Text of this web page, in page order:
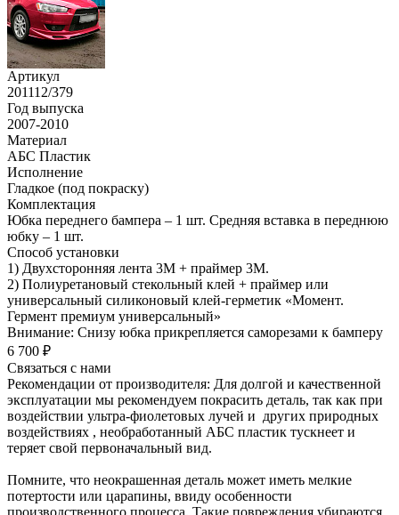
Артикул
201112/379
Год выпуска
2007-2010
Материал
АБС Пластик
Исполнение
Гладкое (под покраску)
Комплектация
Юбка переднего бампера – 1 шт. Средняя вставка в переднюю
юбку – 1 шт.
Способ установки
1) Двухсторонняя лента 3М + праймер 3М.
2) Полиуретановый стекольный клей + праймер или
универсальный силиконовый клей-герметик «Момент.
Гермент премиум универсальный»
Внимание: Снизу юбка прикрепляется саморезами к бамперу
6 700 ₽
Связаться с нами
Рекомендации от производителя: Для долгой и качественной
эксплуатации мы рекомендуем покрасить деталь, так как при
воздействии ультра-фиолетовых лучей и других природных
воздействиях , необработанный АБС пластик тускнеет и
теряет свой первоначальный вид.
Помните, что неокрашенная деталь может иметь мелкие
потертости или царапины, ввиду особенности
производственного процесса. Такие повреждения убираются